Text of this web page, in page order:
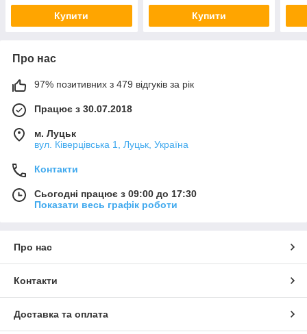
Купити Купити
Про нас
97% позитивних з 479 відгуків за рік
Працює з 30.07.2018
м. Луцьк
вул. Ківерцівська 1, Луцьк, Україна
Контакти
Сьогодні працює з 09:00 до 17:30
Показати весь графік роботи
Про нас
Контакти
Доставка та оплата